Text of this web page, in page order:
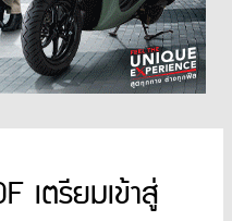
เตรียมเข้าสู่